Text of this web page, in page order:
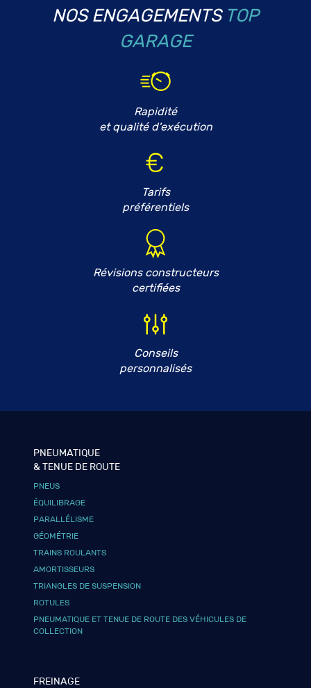
NOS ENGAGEMENTS TOP
GARAGE
Rapidité
et qualité d'exécution
Tarifs
préférentiels
Révisions constructeurs
certifiées
Conseils
personnalisés
PNEUMATIQUE
& TENUE DE ROUTE
PNEUS
ÉQUILIBRAGE
PARALLÉLISME
GÉOMÉTRIE
TRAINS ROULANTS
AMORTISSEURS
TRIANGLES DE SUSPENSION
ROTULES
PNEUMATIQUE ET TENUE DE ROUTE DES VÉHICULES DE
COLLECTION
FREINAGE